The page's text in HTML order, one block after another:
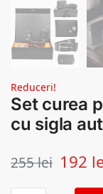
Reduceri!
Set curea
cu sigla
255lei 192